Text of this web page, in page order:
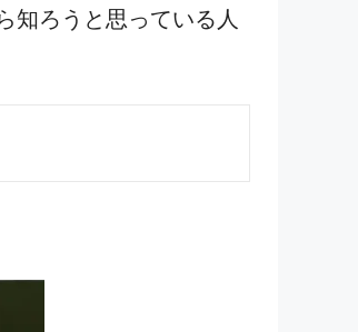
知ろうと思っている人